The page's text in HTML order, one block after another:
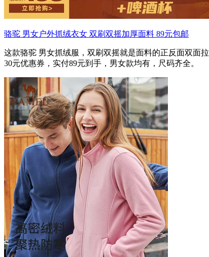
骆驼 男女户外抓绒衣女 双刷双摇加厚面料 89元包邮
这款骆驼 男女抓绒服，双刷双摇就是面料的正反面双面
30元优惠券，实付89元到手，男女款均有，尺码齐全。